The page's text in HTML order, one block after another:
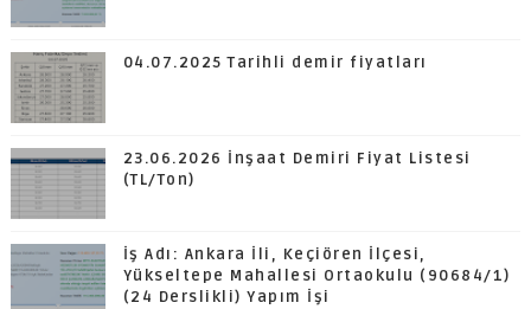
04.07.2025 Tarihli demir fiyatları
23.06.2026 İnşaat Demiri Fiyat Listesi
(TL/Ton)
İş Adı: Ankara İli, Keçiören İlçesi,
Yükseltepe Mahallesi Ortaokulu (90684/1)
(24 Derslikli) Yapım İşi